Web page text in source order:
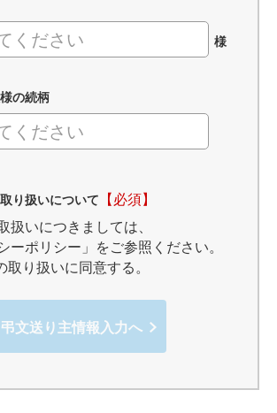
様
の続柄
り扱いについて 【必須】
扱いにつきましては、
ーポリシー」 をご参照ください。
取り扱いに同意する。
弔文送り主情報入力へ